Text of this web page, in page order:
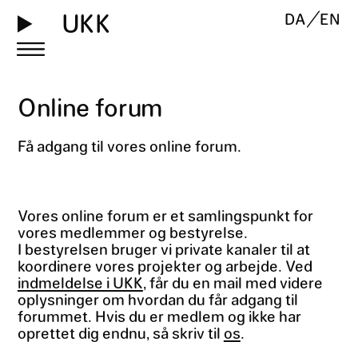
UKK DA EN
Online forum
Få adgang til vores online forum.
Vores online forum er et samlingspunkt for
vores medlemmer og bestyrelse.
I bestyrelsen bruger vi private kanaler til at
koordinere vores projekter og arbejde. Ved
indmeldelse i UKK, får du en mail med videre
oplysninger om hvordan du får adgang til
forummet. Hvis du er medlem og ikke har
oprettet dig endnu, så skriv til os.